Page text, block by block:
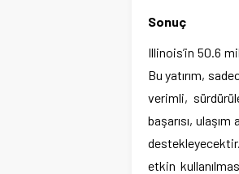
Sonuç
Illinois’in 50.6
Bu yatırım,
verimli,
başarısı,
etkin